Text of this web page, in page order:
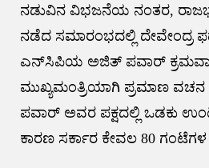
ನಡುವಿನ ವಿಭಜನೆಯ ನಂತರ,
ನಡೆದ ಸಮಾರಂಭದಲ್ಲಿ ದೇವೇಂದ್ರ
ಎನ್‌ಸಿಪಿಯ ಅಜಿತ್ ಪವಾರ್
ಮುಖ್ಯಮಂತ್ರಿಯಾಗಿ ಪ್ರಮಾಣ ವಚನ
ಪವಾರ್ ಅವರ ಪಕ್ಷದಲ್ಲಿ ಒಡಕು
ಕಾರಣ ಸರ್ಕಾರ ಕೇವಲ 80